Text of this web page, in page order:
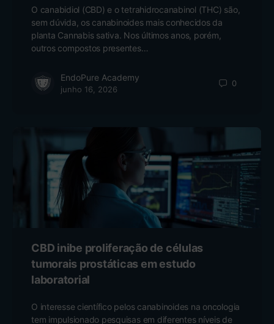
O canabidiol (CBD) e o tetrahidrocanabinol (THC) são,
sem dúvida, os canabinoides mais conhecidos da
planta Cannabis sativa. Nos últimos anos, porém,
outros compostos presentes…
EndoPure Academy
junho 16, 2026
0
CBD inibe proliferação de células
tumorais prostáticas em estudo
laboratorial
O interesse científico pelos canabinoides na oncologia
tem impulsionado pesquisas em diferentes níveis de